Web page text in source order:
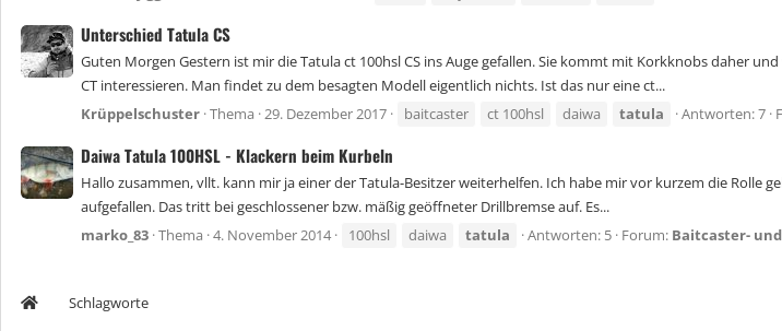
Unterschied Tatula CS
Guten Morgen Gestern ist mir die Tatula ct 100hsl CS ins Auge gefallen. Sie kommt mit Korkknobs daher
CT interessieren. Man findet zu dem besagten Modell eigentlich nichts. Ist das nur eine ct...
Krüppelschuster Thema 29. Dezember 2017 baitcaster ct 100hsl daiwa tatula Antworten: 7
Daiwa Tatula 100HSL - Klackern beim Kurbeln
Hallo zusammen, vllt. kann mir ja einer der Tatula-Besitzer weiterhelfen. Ich habe mir vor kurzem die
aufgefallen. Das tritt bei geschlossener bzw. mäßig geöffneter Drillbremse auf. Es...
marko_83 Thema 4. November 2014 100hsl daiwa tatula Antworten: 5 Forum: Baitcaster-
Schlagworte